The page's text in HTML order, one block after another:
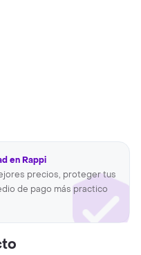
en Rappi
precios, proteger tus
de pago más practico